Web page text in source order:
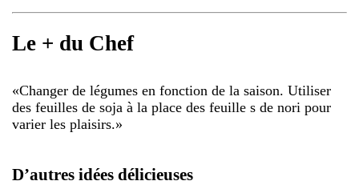
Le + du Chef
«Changer de légumes en fonction de la saison. Utiliser
des feuilles de soja à la place des feuille s de nori pour
varier les plaisirs.»
D’autres idées délicieuses